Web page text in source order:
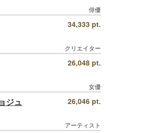
俳優
34,333 pt.
クリエイター
26,048 pt.
女優
ジュ 26,046 pt.
アーティスト